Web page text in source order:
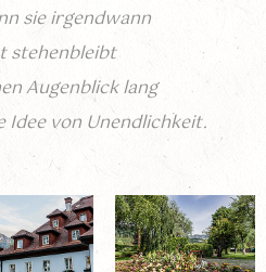
sie irgendwann
stehenbleibt
Augenblick lang
Idee von Unendlichkeit.